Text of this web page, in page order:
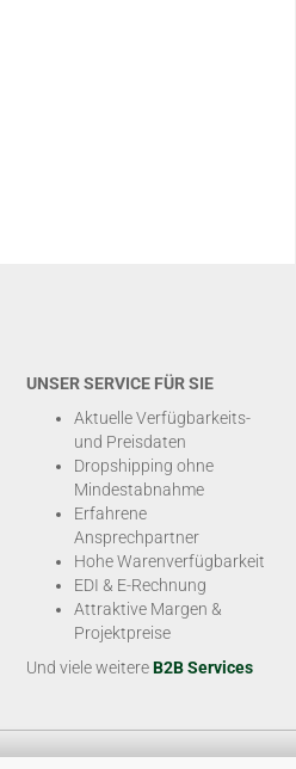
UNSER SERVICE FÜR SIE
Aktuelle Verfügbarkeits-
und Preisdaten
Dropshipping ohne
Mindestabnahme
Erfahrene
Ansprechpartner
Hohe Warenverfügbarkeit
EDI & E-Rechnung
Attraktive Margen &
Projektpreise
Und viele weitereB2B Services